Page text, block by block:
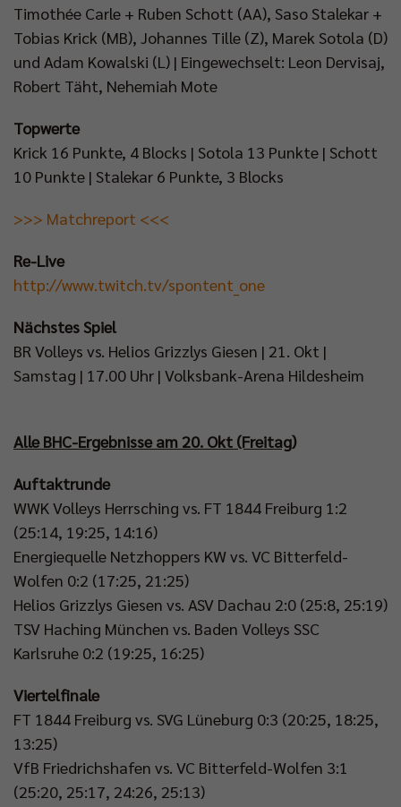
Timothée Carle + Ruben Schott (AA), Saso Stalekar +
Tobias Krick (MB), Johannes Tille (Z), Marek Sotola (D)
und Adam Kowalski (L) | Eingewechselt: Leon Dervisaj,
Robert Täht, Nehemiah Mote
Topwerte
Krick 16 Punkte, 4 Blocks | Sotola 13 Punkte | Schott
10 Punkte | Stalekar 6 Punkte, 3 Blocks
>>> Matchreport <<<
Re-Live
http://www.twitch.tv/spontent_one
Nächstes Spiel
BR Volleys vs. Helios Grizzlys Giesen | 21. Okt |
Samstag | 17.00 Uhr | Volksbank-Arena Hildesheim
Alle BHC-Ergebnisse am 20. Okt (Freitag)
Auftaktrunde
WWK Volleys Herrsching vs. FT 1844 Freiburg 1:2
(25:14, 19:25, 14:16)
Energiequelle Netzhoppers KW vs. VC Bitterfeld-
Wolfen 0:2 (17:25, 21:25)
Helios Grizzlys Giesen vs. ASV Dachau 2:0 (25:8, 25:19)
TSV Haching München vs. Baden Volleys SSC
Karlsruhe 0:2 (19:25, 16:25)
Viertelfinale
FT 1844 Freiburg vs. SVG Lüneburg 0:3 (20:25, 18:25,
13:25)
VfB Friedrichshafen vs. VC Bitterfeld-Wolfen 3:1
(25:20, 25:17, 24:26, 25:13)